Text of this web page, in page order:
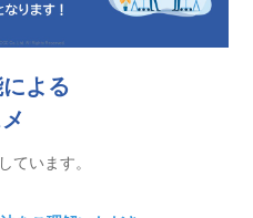
よる
ています。